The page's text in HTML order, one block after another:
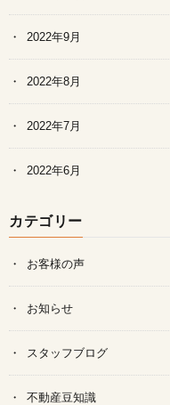
2022年9月
2022年8月
2022年7月
2022年6月
カテゴリー
お客様の声
お知らせ
スタッフブログ
不動産豆知識